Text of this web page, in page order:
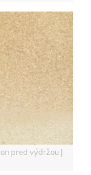
pred výdržou